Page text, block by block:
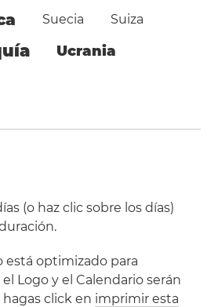
Suecia Suiza
Ucrania
(o haz clic sobre los días)
está optimizado para
Logo y el Calendario serán
click en imprimir esta